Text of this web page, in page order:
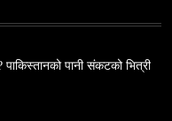
महत्वपूर्ण योगदान
पानी संकटको भित्री